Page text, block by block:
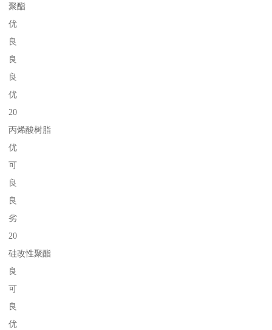
聚酯
优
良
良
良
优
20
丙烯酸树脂
优
可
良
良
劣
20
硅改性聚酯
良
可
良
优